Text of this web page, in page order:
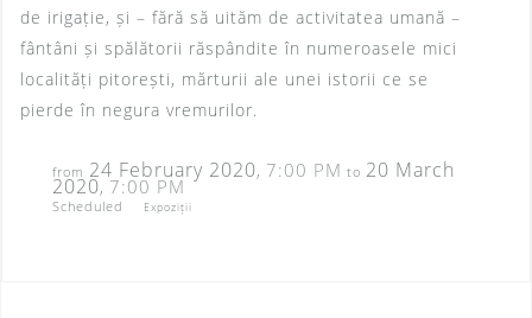
de irigație, și – fără să uităm de activitatea umană –
fântâni și spălătorii răspândite în numeroasele mici
localități pitorești, mărturii ale unei istorii ce se
pierde în negura vremurilor.
from 24 February 2020, 7:00 PM to 20 March
2020, 7:00 PM
Scheduled Expoziții